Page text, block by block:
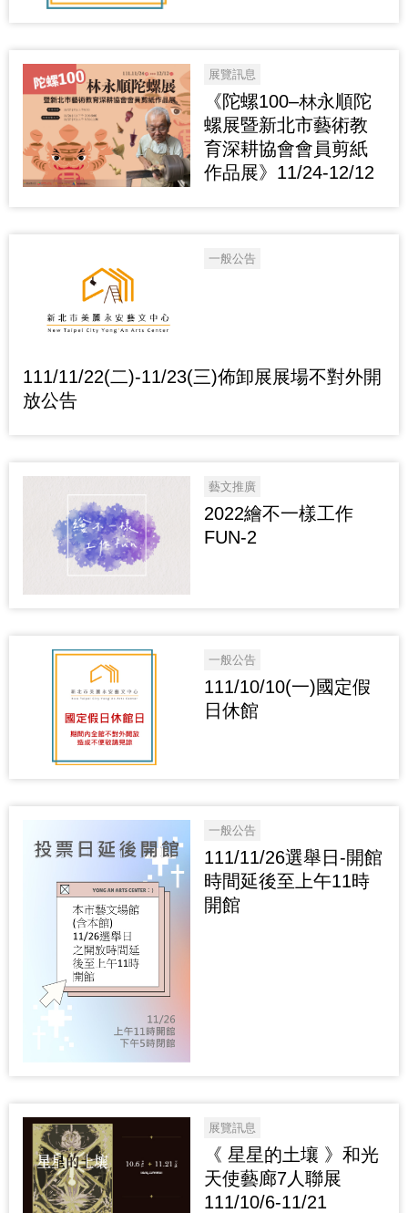
展覽訊息
《陀螺100–林永順陀
螺展暨新北市藝術教
育深耕協會會員剪紙
作品展》11/24-12/12
一般公告
111/11/22(二)-11/23(三)佈卸展展場不對外開
放公告
藝文推廣
2022繪不一樣工作
FUN-2
一般公告
111/10/10(一)國定假
日休館
一般公告
111/11/26選舉日-開館
時間延後至上午11時
開館
展覽訊息
《 星星的土壤 》和光
天使藝廊7人聯展
111/10/6-11/21